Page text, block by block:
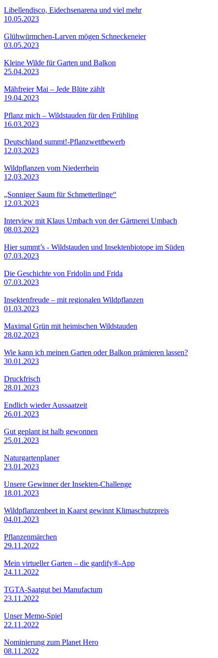
Libellendisco, Eidechsenarena und viel mehr
10.05.2023
Glühwürmchen-Larven mögen Schneckeneier
03.05.2023
Kleine Wilde für Garten und Balkon
25.04.2023
Mähfreier Mai – Jede Blüte zählt
19.04.2023
Pflanz mich – Wildstauden für den Frühling
16.03.2023
Deutschland summt!-Pflanzwettbewerb
12.03.2023
Wildpflanzen vom Niederrhein
12.03.2023
„Sonniger Saum für Schmetterlinge“
12.03.2023
Interview mit Klaus Umbach von der Gärtnerei Umbach
08.03.2023
Hier summt’s - Wildstauden und Insektenbiotope im Süden
07.03.2023
Die Geschichte von Fridolin und Frida
07.03.2023
Insektenfreude – mit regionalen Wildpflanzen
01.03.2023
Maximal Grün mit heimischen Wildstauden
28.02.2023
Wie kann ich meinen Garten oder Balkon prämieren lassen?
30.01.2023
Druckfrisch
28.01.2023
Endlich wieder Aussaatzeit
26.01.2023
Gut geplant ist halb gewonnen
25.01.2023
Naturgartenplaner
23.01.2023
Unsere Gewinner der Insekten-Challenge
18.01.2023
Wildpflanzenbeet in Kaarst gewinnt Klimaschutzpreis
04.01.2023
Pflanzenmärchen
29.11.2022
Mein virtueller Garten – die gardify®-App
24.11.2022
TGTA-Saatgut bei Manufactum
23.11.2022
Unser Memo-Spiel
22.11.2022
Nominierung zum Planet Hero
08.11.2022